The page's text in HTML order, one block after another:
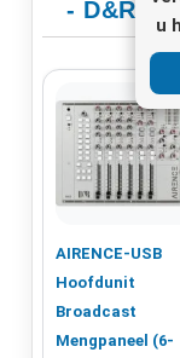
u
- D&R
AIRENCE-USB
Hoofdunit
Broadcast
Mengpaneel (6-